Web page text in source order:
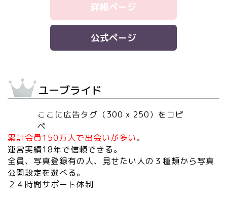
詳細ページ
公式ページ
ユーブライド
ここに広告タグ（300 x 250）をコピ
ペ
累計会員150万人で出会いが多い。
運営実績18年で信頼できる。
全員、写真登録有の人、見せたい人の３種類から写真
公開設定を選べる。
２４時間サポート体制